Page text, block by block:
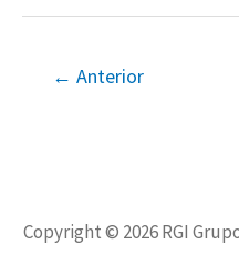
← Anterior
Copyright © 2026RGI